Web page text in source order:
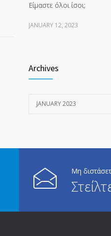
Είμαστε όλοι ίσοι;
JANUARY 12, 2023
JANUARY 20, 2023
Archives
JANUARY 2023
Μη